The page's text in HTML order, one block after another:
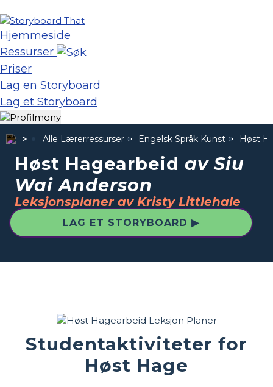
Hjemmeside
Ressurser
Priser
Lag en Storyboard
Lag et Storyboard
Alle Lærerressurser Engelsk Språk Kunst Høst
Høst Hagearbeid av Siu
Wai Anderson
Leksjonsplaner av Kristy Littlehale
LAG ET STORYBOARD ▶
Studentaktiviteter for
Høst Hage